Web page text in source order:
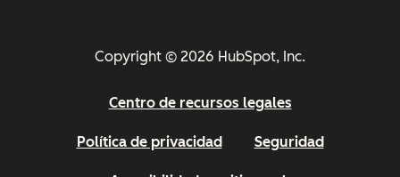
Copyright © 2026 HubSpot, Inc.
Centro de recursos legales
Política de privacidad Seguridad